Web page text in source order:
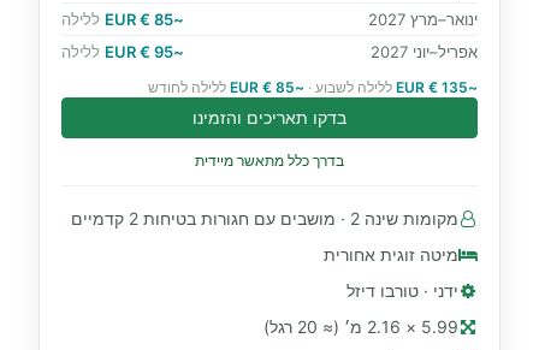
ינואר–מרץ 2027
~85 € EUR
ללילה
אפריל–יוני 2027
~95 € EUR ללילה
~135 € EUR ללילה לשבוע · ~85 € EUR ללילה לחודש
בדקו תאריכים והזמינו
בדרך כלל מתאשר מיידית
מקומות שינה 2 · מושבים עם חגורות בטיחות 2 קדמיים
מיטה זוגית אחורית
ידני · טורבו דיזל
5.99 × 2.16 מ׳ (≈ 20 רגל)